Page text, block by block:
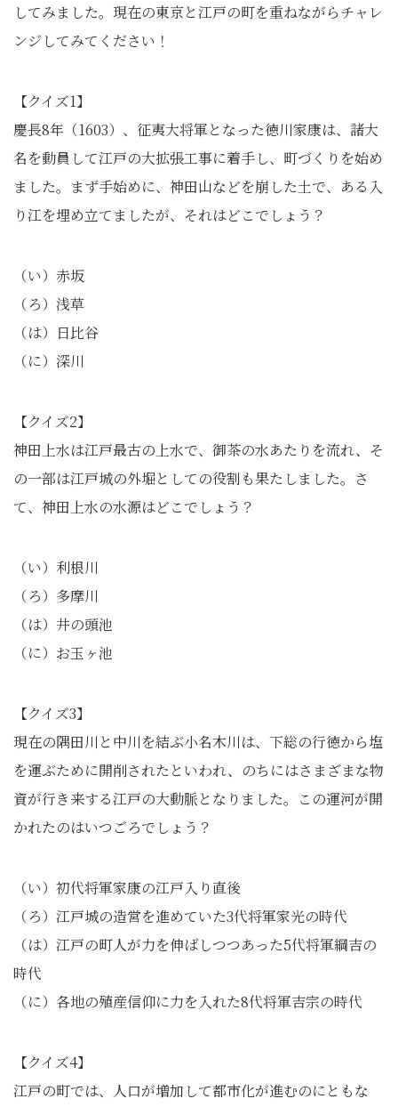
してみました。現在の東京と江戸の町を重ねながらチャレ
ンジしてみてください！
【クイズ1】
慶長8年（1603）、征夷大将軍となった徳川家康は、諸大
名を動員して江戸の大拡張工事に着手し、町づくりを始め
ました。まず手始めに、神田山などを崩した土で、ある入
り江を埋め立てましたが、それはどこでしょう？
（い）赤坂
（ろ）浅草
（は）日比谷
（に）深川
【クイズ2】
神田上水は江戸最古の上水で、御茶の水あたりを流れ、そ
の一部は江戸城の外堀としての役割も果たしました。さ
て、神田上水の水源はどこでしょう？
（い）利根川
（ろ）多摩川
（は）井の頭池
（に）お玉ヶ池
【クイズ3】
現在の隅田川と中川を結ぶ小名木川は、下総の行徳から塩
を運ぶために開削されたといわれ、のちにはさまざまな物
資が行き来する江戸の大動脈となりました。この運河が開
かれたのはいつごろでしょう？
（い）初代将軍家康の江戸入り直後
（ろ）江戸城の造営を進めていた3代将軍家光の時代
（は）江戸の町人が力を伸ばしつつあった5代将軍綱吉の
時代
（に）各地の殖産信仰に力を入れた8代将軍吉宗の時代
【クイズ4】
江戸の町では、人口が増加して都市化が進むのにともな